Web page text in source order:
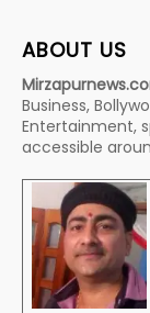
ABOUT US
Business,
Entertainment,
accessible